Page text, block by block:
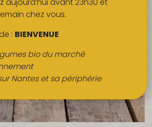
Poissons
Épicerie sucrée
Épices
Boissons
QUI SOMMES-NOUS ?
chez vous.
: BIENVENUE
bio du marché
Nantes et sa périphérie